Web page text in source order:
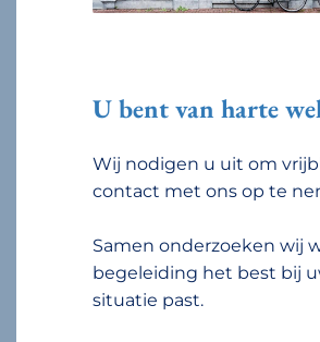
U bent van harte
Wij nodigen u uit om
contact met ons op te
Samen onderzoeken wij
begeleiding het best bij
situatie past.